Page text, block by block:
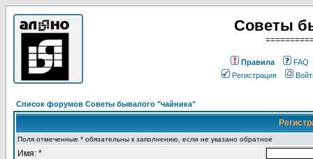
Советы
Правила
FAQ
Регистрация
Список форумов Советы бывалого "чайника"
Поля отмеченные * обязательны к заполнению, если не указано обратное
Имя: *